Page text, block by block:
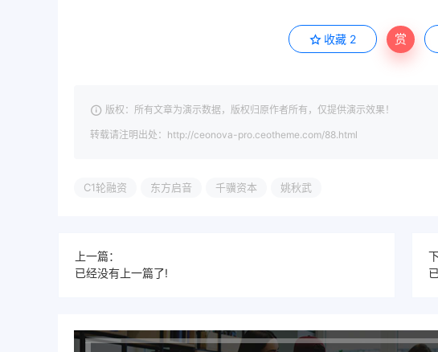
收藏 2 赏
版权：所有文章为演示数据，版权归原作者所有，仅提供演示效果！
转载请注明出处：http://ceonova-pro.ceotheme.com/88.html
C1轮融资 东方启音 千骥资本 姚秋武
上一篇：
已经没有上一篇了!